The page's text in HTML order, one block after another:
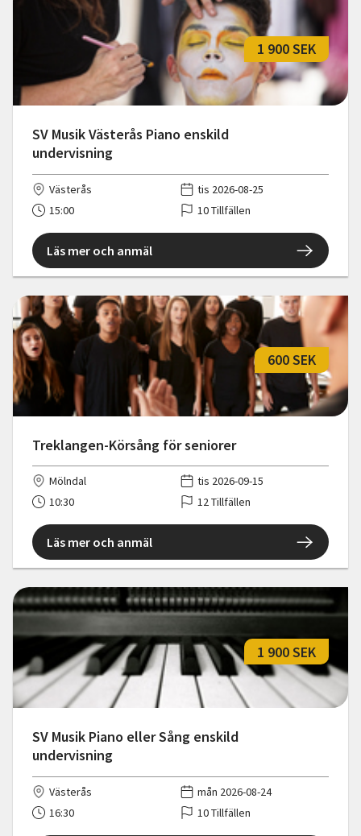
SV Musik Västerås Piano enskild
undervisning
1 900 SEK
Västerås
tis 2026-08-25
15:00
10 Tillfällen
Läs mer och anmäl
Treklangen-Körsång för seniorer
600 SEK
Mölndal
tis 2026-09-15
10:30
12 Tillfällen
Läs mer och anmäl
SV Musik Piano eller Sång enskild
undervisning
1 900 SEK
Västerås
mån 2026-08-24
16:30
10 Tillfällen